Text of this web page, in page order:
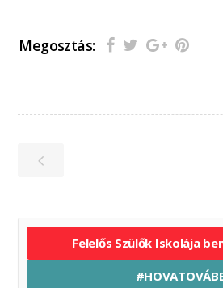
Megosztás:
Felelős Szülők Iskolája